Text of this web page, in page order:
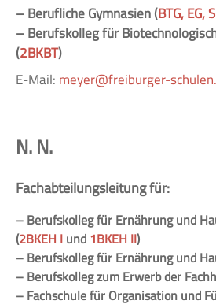
– Berufliche Gymnasien (BTG,EG,
– Berufskolleg für
(2BKBT)
E-Mail:meyer@freiburger-
N. N.
Fachabteilungsleitung für:
– Berufskolleg für Ernährung und
(2BKEH Iund1BKEH II)
– Berufskolleg für Ernährung und
– Berufskolleg zum Erwerb der
– Fachschule für Organisation und